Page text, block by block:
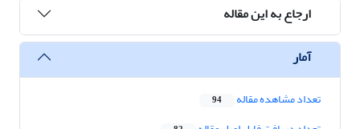
ارجاع به این مقاله
آمار
تعداد مشاهده مقاله 94